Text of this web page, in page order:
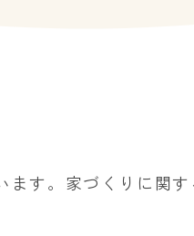
ます。家づくりに関す